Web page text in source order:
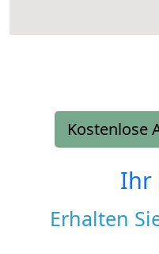
Kostenlose
Ihr
Erhalten